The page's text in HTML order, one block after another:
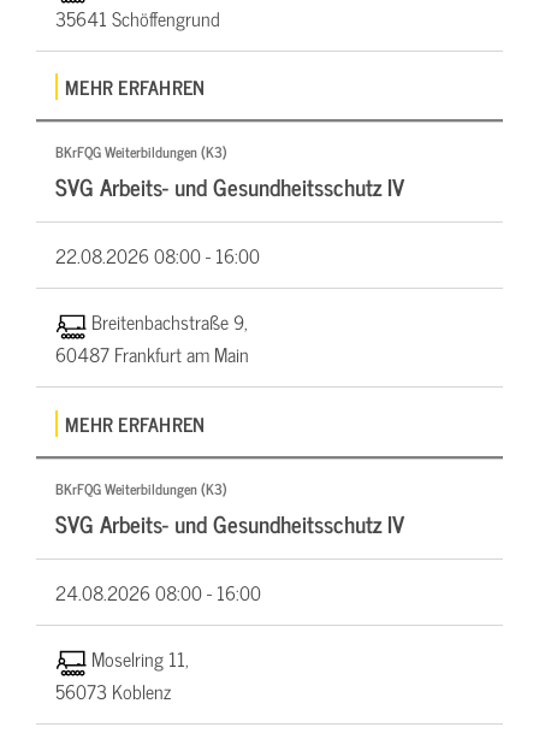
35641 Schöffengrund
MEHR ERFAHREN
BKrFQG Weiterbildungen (K3)
SVG Arbeits- und Gesundheitsschutz IV
22.08.202608:00 - 16:00
Breitenbachstraße 9,
60487 Frankfurt am Main
MEHR ERFAHREN
BKrFQG Weiterbildungen (K3)
SVG Arbeits- und Gesundheitsschutz IV
24.08.202608:00 - 16:00
Moselring 11,
56073 Koblenz